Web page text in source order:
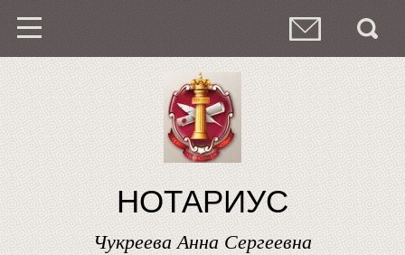
НОТАРИУС
Чукреева Анна Сергеевна